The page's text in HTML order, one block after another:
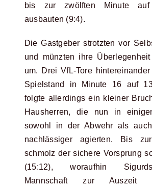
bis zur zwölften Minute
ausbauten (9:4).
Die Gastgeber strotzten vor
und münzten ihre
um. Drei VfL-Tore
Spielstand in Minute 16 auf
folgte allerdings ein kleiner
Hausherren, die nun in
sowohl in der Abwehr als
nachlässiger agierten. Bis
schmolz der sichere Vorsprung
(15:12), woraufhin
Mannschaft zur Auszeit